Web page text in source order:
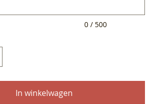
0 / 500
In winkelwagen